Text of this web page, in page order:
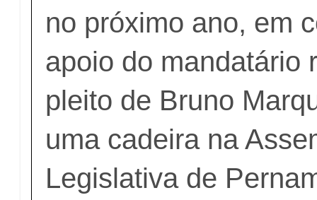
no próximo ano, em
apoio do mandatário
pleito de Bruno
uma cadeira na
Legislativa de